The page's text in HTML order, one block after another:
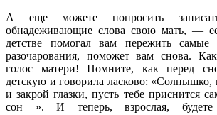
А еще можете попросить
обнадеживающие слова свою мать, —
детстве помогал вам пережить
разочарования, поможет вам снова.
голос матери! Помните, как перед
детскую и говорила ласково: «Солнышко,
и закрой глазки, пусть тебе приснится
сон ». И теперь, взрослая,